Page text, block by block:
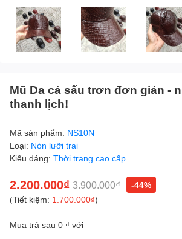
Mũ Da cá sấu trơn đơn giản -
thanh lịch!
Mã sản phẩm: NS10N
Loại: Nón lưỡi trai
Kiểu dáng: Thời trang cao cấp
2.200.000₫ 3.900.000₫
-44%
(Tiết kiệm: 1.700.000₫)
Mua trả sau 0 ₫ với